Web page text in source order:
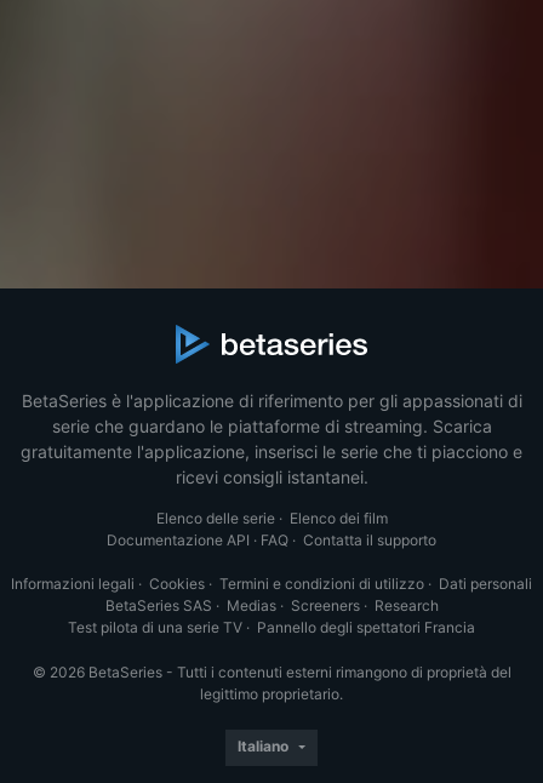
BetaSeries è l'applicazione di riferimento per gli appassionati di
serie che guardano le piattaforme di streaming. Scarica
gratuitamente l'applicazione, inserisci le serie che ti piacciono e
ricevi consigli istantanei.
Elenco delle serie· Elenco dei film
Documentazione API · FAQ · Contatta il supporto
Informazioni legali · Cookies · Termini e condizioni di utilizzo · Dati personali
BetaSeries SAS · Medias· Screeners· Research
Test pilota di una serie TV · Pannello degli spettatori Francia
© 2026 BetaSeries - Tutti i contenuti esterni rimangono di proprietà del
legittimo proprietario.
Italiano